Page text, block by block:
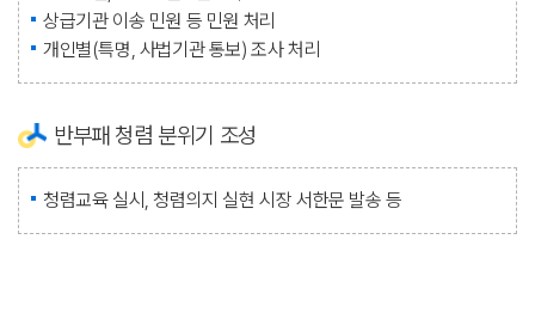
상급기관 이송 민원 등 민원 처리
개인별(특명, 사법기관 통보) 조사 처리
반부패 청렴 분위기 조성
청렴교육 실시, 청렴의지 실현 시장 서한문 발송 등